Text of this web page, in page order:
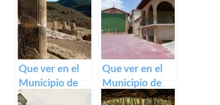
belleza de este
pueblo.
Que ver en el
Municipio de
Eslava
Que ver en el
Municipio de
Armañanzas en